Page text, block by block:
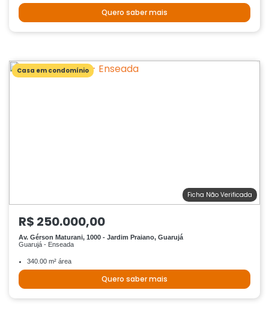
Quero saber mais
Casa em condomínio
Ficha Não Verificada
R$ 250.000,00
Av. Gérson Maturani, 1000 - Jardim Praiano, Guarujá
Guarujá - Enseada
340.00 m² área
Quero saber mais